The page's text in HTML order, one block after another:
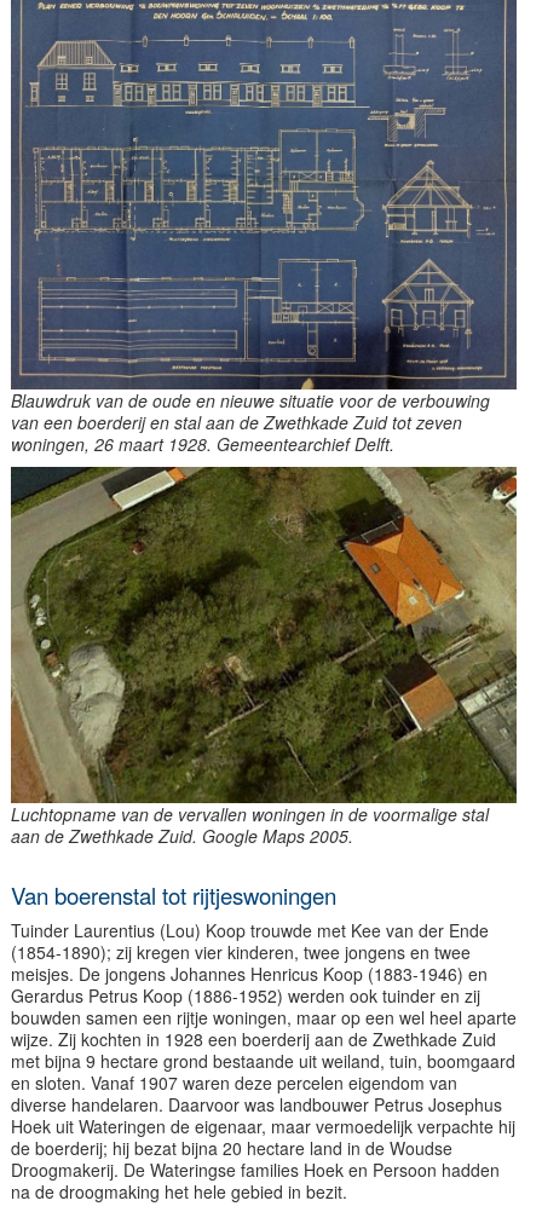
Blauwdruk van de oude en nieuwe situatie voor de verbouwing
van een boerderij en stal aan de Zwethkade Zuid tot zeven
woningen, 26 maart 1928. Gemeentearchief Delft.
Luchtopname van de vervallen woningen in de voormalige stal
aan de Zwethkade Zuid. Google Maps 2005.
Van boerenstal tot rijtjeswoningen
Tuinder Laurentius (Lou) Koop trouwde met Kee van der Ende
(1854-1890); zij kregen vier kinderen, twee jongens en twee
meisjes. De jongens Johannes Henricus Koop (1883-1946) en
Gerardus Petrus Koop (1886-1952) werden ook tuinder en zij
bouwden samen een rijtje woningen, maar op een wel heel aparte
wijze. Zij kochten in 1928 een boerderij aan de Zwethkade Zuid
met bijna 9 hectare grond bestaande uit weiland, tuin, boomgaard
en sloten. Vanaf 1907 waren deze percelen eigendom van
diverse handelaren. Daarvoor was landbouwer Petrus Josephus
Hoek uit Wateringen de eigenaar, maar vermoedelijk verpachte hij
de boerderij; hij bezat bijna 20 hectare land in de Woudse
Droogmakerij. De Wateringse families Hoek en Persoon hadden
na de droogmaking het hele gebied in bezit.